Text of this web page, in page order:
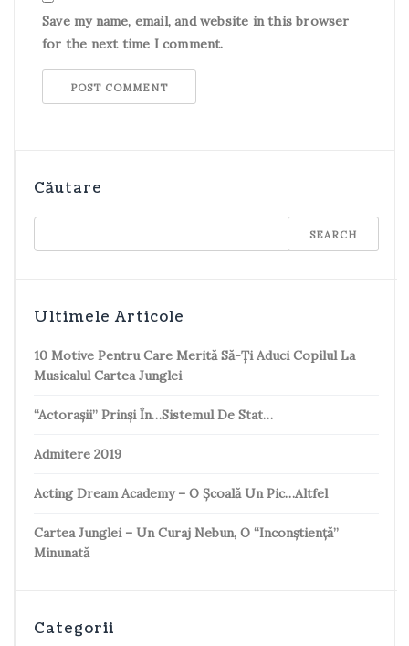
Save my name, email, and website in this browser
for the next time I comment.
Căutare
Ultimele Articole
10 Motive Pentru Care Merită Să-Ți Aduci Copilul La
Musicalul Cartea Junglei
“Actorașii” Prinși În…sistemul De Stat…
Admitere 2019
Acting Dream Academy – O Școală Un Pic…altfel
Cartea Junglei – Un Curaj Nebun, O “inconștiență”
Minunată
Categorii